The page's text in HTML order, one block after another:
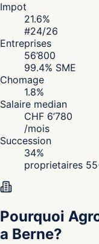
Impot
21.6%
#24/26
Entreprises
56’800
99.4% SME
Chomage
1.8%
Salaire median
CHF 6’780
/mois
Succession
34%
proprietaires
Pourquoi
a Berne?